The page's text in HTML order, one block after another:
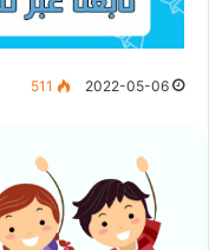
2022-05-06
511